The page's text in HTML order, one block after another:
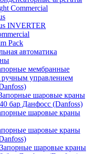
Commercial
INVERTER
Pack
автоматика
мембранные
ручным управлением
шаровые краны
бар Данфосс (Danfoss)
шаровые краны
шаровые краны
шаровые краны